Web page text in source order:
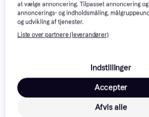
Armani Parfumer
Armani Gaveæsker
Specifikationer
Produkt
Armani
at vælge annoncering. Tilpasset annoncering
annoncerings- og indholdsmåling,
og udvikling af tjenester.
Liste over partnere (leverandører)
Indstillinger
Afvis alle
Accepter